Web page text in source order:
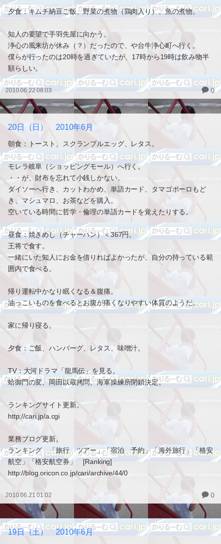
夕食：キムチ納豆ご飯、野菜の煮物（鶏肉入り）、魚の煮物。
知人の要望で手羽先屋に向かう。
浄心の風来坊が休み（？）だったので、や台牛浄心町へ行く。
僕らが行ったのは20時を過ぎていたが、17時から19時は飲み物半
額らしい。
2010.06.22 08:03 0
20日（日） 2010年6月
朝食：トースト、スクランブルエッグ、レタス。
モレラ岐阜（ショッピングモール）へ行く。
・・が、財布を忘れて小銭しかない。
ダイソーへ行き、カットわかめ、単語カード、タマゴボーロもど
き、マシュマロ、お茶などを購入。
空いている時間に哲学・倫理の単語カードを覚えたりする。
昼食：焼きめし（チャーハン）＜367円。
王将で食す。
一緒にいた知人にお金を借りればよかったが、自分の持っている範
囲内で食べる。
帰り運転中かなり眠くなる＆腹痛。
油っこいものを食べるとお腹が痛くなりやすい体質のようだ。
家に帰り寝る。
夕食：ご飯、ハンバーグ、レタス、味噌汁。
TV：大河ドラマ「龍馬伝」を見る。
蛤御門の変、岡田以蔵拷問、海軍操練所閉鎖決定。
ランキングサイト更新。
http://cari.jp/a.cgi
業務ブログ更新。
ランキング 「旅行 ツアー」「宿泊 予約」「海外旅行」「格安
航空」「格安航空券」 [Ranking]
http://blog.oricon.co.jp/cari/archive/44/0
2010.06.21 01:02 0
19日（土） 2010年6月